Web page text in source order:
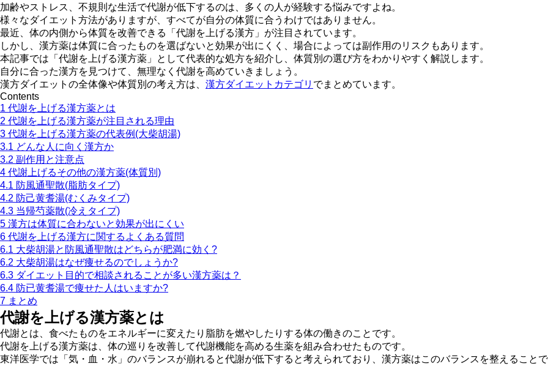
加齢やストレス、不規則な生活で代謝が低下するのは、多くの人が経験する悩みですよね。
様々なダイエット方法がありますが、すべてが自分の体質に合うわけではありません。
最近、体の内側から体質を改善できる
「代謝を上げる漢方」 が注目されています。
しかし、漢方薬は体質に合ったものを選ばないと効果が出にくく、場合によっては副作用のリスクもあります。
本記事では 「代謝を上げる漢方薬」
として代表的な処方を紹介し、体質別の選び方をわかりやすく解説します。
自分に合った漢方を見つけて、無理なく代謝を高めていきましょう。
漢方ダイエットの全体像や体質別の考え方は、 漢方ダイエットカテゴリ でまとめています。
Contents
1 代謝を上げる漢方薬とは
2 代謝を上げる漢方薬が注目される理由
3 代謝を上げる漢方薬の代表例(大柴胡湯)
3.1 どんな人に向く漢方か
3.2 副作用と注意点
4 代謝上げるその他の漢方薬(体質別)
4.1 防風通聖散(脂肪タイプ)
4.2 防己黄耆湯(むくみタイプ)
4.3 当帰芍薬散(冷えタイプ)
5 漢方は体質に合わないと効果が出にくい
6 代謝を上げる漢方に関するよくある質問
6.1 大柴胡湯と防風通聖散はどちらが肥満に効く?
6.2 大柴胡湯はなぜ痩せるのでしょうか?
6.3 ダイエット目的で相談されることが多い漢方薬は？
6.4 防已黄耆湯で痩せた人はいますか?
7 まとめ
代謝を上げる漢方薬とは
代謝とは、食べたものをエネルギーに変えたり脂肪を燃やしたりする体の働きのことです。
代謝を上げる漢方薬は、 体の巡りを改善して代謝機能を高める生薬を組み合わせたものです。
東洋医学では「気・血・水」のバランスが崩れると代謝が低下すると考えられており、漢方薬はこのバランスを整えること